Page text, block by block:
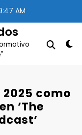
AM
como
‘The